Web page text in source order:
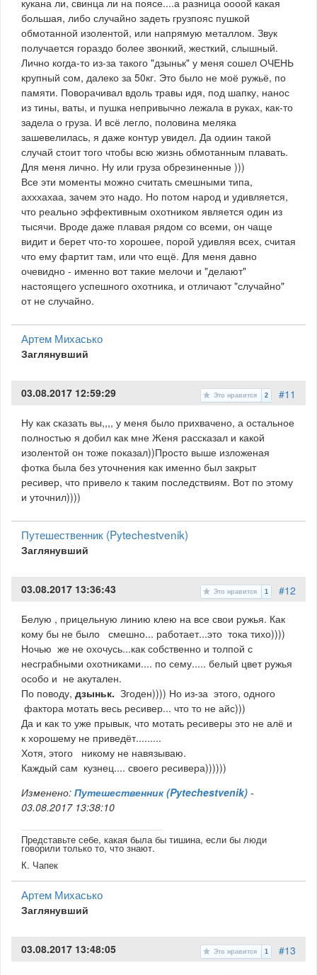
кукана ли, свинца ли на поясе....а разница оооой какая
большая, либо случайно задеть грузпояс пушкой
обмотанной изолентой, или напрямую металлом. Звук
получается гораздо более звонкий, жесткий, слышный.
Лично когда-то из-за такого "дзыньк" у меня сошел ОЧЕНЬ
крупный сом, далеко за 50кг. Это было не моё ружьё, по
памяти. Поворачивал вдоль травы идя, под шапку, нанос
из тины, ваты, и пушка непривычно лежала в руках, как-то
задела о груза. И всё легло, половина меляка
зашевелилась, я даже контур увидел. Да одиин такой
случай стоит того чтобы всю жизнь обмотанным плавать.
Для меня лично. Ну или груза обрезиненные )))
Все эти моменты можно считать смешными типа,
ахххахаа, зачем это надо. Но потом народ и удивляется,
что реально эффективным охотником является один из
тысячи. Вроде даже плавая рядом со всеми, он чаще
видит и берет что-то хорошее, порой удивляя всех, считая
что ему фартит там, или что ещё. Для меня давно
очевидно - именно вот такие мелочи и "делают"
настоящего успешного охотника, и отличают "случайно"
от не случайно.
Артем Михасько
Заглянувший
#11
Это нравится 2
03.08.2017 12:59:29
Ну как сказать вы,,,, у меня было прихвачено, а остальное
полностью я добил как мне Женя рассказал и какой
изолентой он тоже показал))Просто выше изложеная
фотка была без уточнения как именно был закрыт
ресивер, что привело к таким последствиям. Вот по этому
и уточнил))))
Путешественник (Pytechestvenik)
Заглянувший
#12
Это нравится 1
03.08.2017 13:36:43
Белую , прицельную линию клею на все свои ружья. Как
кому бы не было смешно... работает...это тока тихо))))
Ночью же не охочусь...как собственно и толпой с
несграбными охотниками.... по сему..... белый цвет ружья
особо и не акутален.
По поводу, дзыньк. Згоден)))) Но из-за этого, одного
фактора мотать весь ресивер... что то не айс)))
Да и как то уже прывык, что мотать ресиверы это не алё и
к хорошему не приведёт.........
Хотя, этого никому не навязываю.
Каждый сам кузнец.... своего ресивера))))))
Изменено: Путешественник (Pytechestvenik) -
03.08.2017 13:38:10
Представьте себе, какая была бы тишина, если бы люди
говорили только то, что знают.
К. Чапек
Артем Михасько
Заглянувший
#13
Это нравится 1
03.08.2017 13:48:05